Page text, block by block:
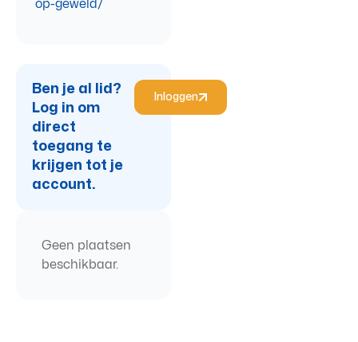
op-geweld/
Ben je al lid?
Log in om
direct
toegang te
krijgen tot je
account.
Inloggen
Geen plaatsen
beschikbaar.